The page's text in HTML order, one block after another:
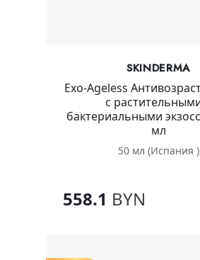
SKINDERMA
Exo-Ageless
с
бактериальными
мл
50 мл (Испания )
558.1 BYN